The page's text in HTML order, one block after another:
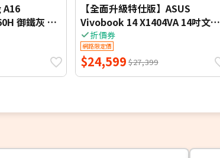
A16
御鐵灰 16
16G
NVIDIA
【全面升級特仕版】ASUS
Vivobook 14 X1404VA 14吋文書
效能筆電 (FHD IPS/Intel Core 5
120U/8G+16G DDR4/1T PCIe
SSD/WIN 11)
折價券
網路限定價
$24,599 $27,399